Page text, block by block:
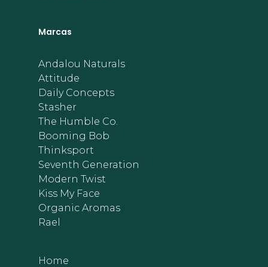
Marcas
Andalou Naturals
Attitude
Daily Concepts
Stasher
The Humble Co.
Booming Bob
Thinksport
Seventh Generation
Modern Twist
Kiss My Face
Organic Aromas
Rael
Home